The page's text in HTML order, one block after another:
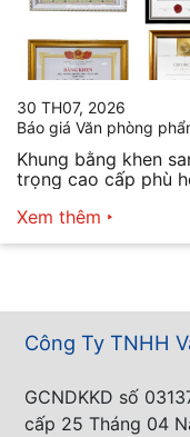
30 TH07, 2026
Báo giá Văn phòng
Khung bằng khen
trọng cao cấp phù
Xem thêm
Công Ty TNHH
GCNDKKD số
cấp 25 Tháng 04